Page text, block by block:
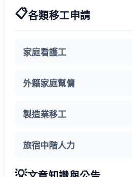
📋各類移工申請
家庭看護工
外籍家庭幫傭
製造業移工
旅宿中階人力